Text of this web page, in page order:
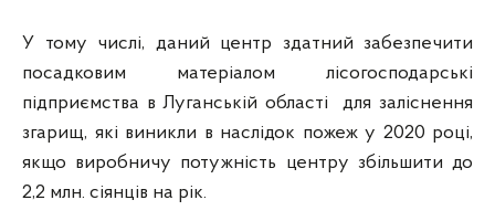
У тому числі, даний центр здатний забезпечити
посадковим матеріалом лісогосподарські
підприємства в Луганській області для заліснення
згарищ, які виникли в наслідок пожеж у 2020 році,
якщо виробничу потужність центру збільшити до
2,2 млн. сіянців на рік.